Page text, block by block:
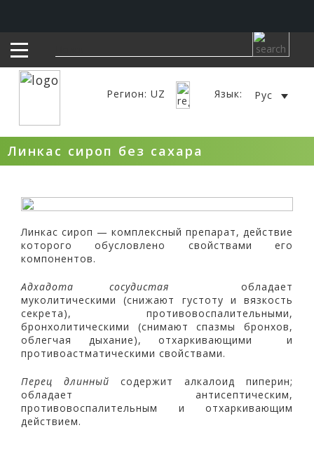
Регион: UZ Язык: Рус
Линкас сироп без сахара
Линкас сироп — комплексный препарат, действие
которого обусловлено свойствами его
компонентов.
Адхадота сосудистая
обладает
муколитическими (снижают густоту и вязкость
секрета), противовоспалительными,
бронхолитическими (снимают спазмы бронхов,
облегчая дыхание), отхаркивающими и
противоастматическими свойствами.
Перец длинный содержит алкалоид пиперин;
обладает антисептическим,
противовоспалительным и отхаркивающим
действием.